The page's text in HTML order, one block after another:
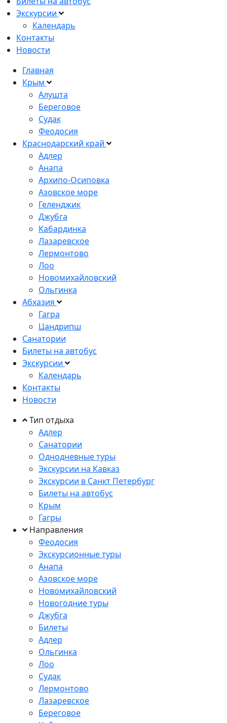
Экскурсии
Календарь
Контакты
Новости
Главная
Крым
Алушта
Береговое
Судак
Феодосия
Краснодарский край
Адлер
Анапа
Архипо-Осиповка
Азовское море
Геленджик
Джубга
Кабардинка
Лазаревское
Лермонтово
Лоо
Новомихайловский
Ольгинка
Абхазия
Гагра
Цандрипш
Санатории
Билеты на автобус
Экскурсии
Календарь
Контакты
Новости
Тип отдыха
Адлер
Санатории
Однодневные туры
Экскурсии на Кавказ
Экскурсии в Санкт Петербург
Билеты на автобус
Крым
Гагры
Направления
Феодосия
Экскурсионные туры
Анапа
Азовское море
Новомихайловский
Новогодние туры
Джубга
Билеты
Адлер
Ольгинка
Лоо
Судак
Лермонтово
Лазаревское
Береговое